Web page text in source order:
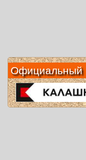
Официальный